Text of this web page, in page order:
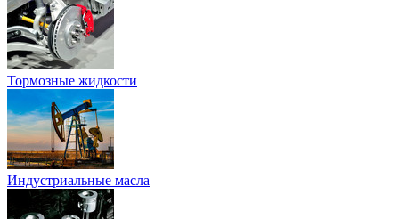
Тормозные жидкости
Индустриальные масла